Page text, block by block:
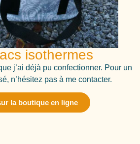
isothermes
j’ai déjà pu confectionner. Pour un
n’hésitez pas à me contacter.
la boutique en ligne